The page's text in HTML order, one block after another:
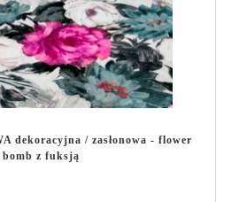
dekoracyjna / zasłonowa - flower
bomb z fuksją